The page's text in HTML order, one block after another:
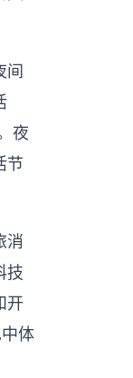
夜
节
消
技
开
体